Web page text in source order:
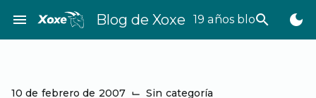
contenido
menu Blog de Xoxe 19 años bloggeando
search dark_mode
10 de febrero de 2007 ⌙ Sin categoría